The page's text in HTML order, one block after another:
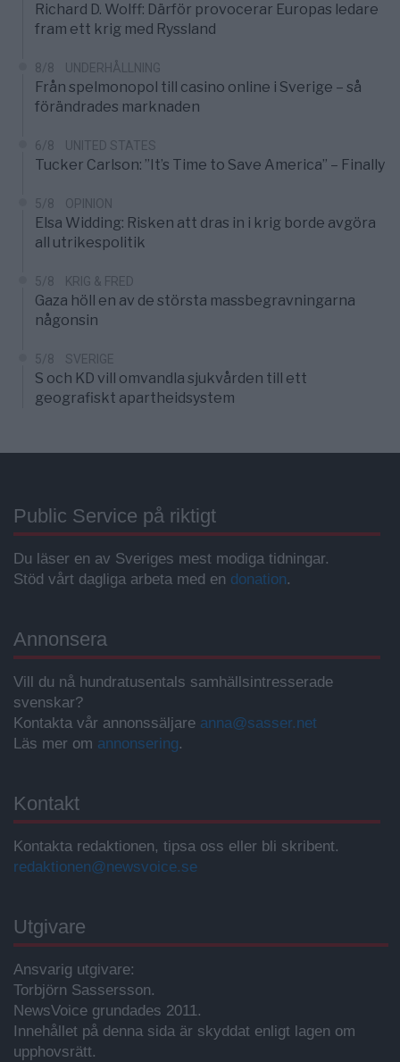
Richard D. Wolff: Därför provocerar Europas ledare
fram ett krig med Ryssland
8/8 UNDERHÅLLNING
Från spelmonopol till casino online i Sverige – så
förändrades marknaden
6/8 UNITED STATES
Tucker Carlson: ”It’s Time to Save America” – Finally
5/8 OPINION
Elsa Widding: Risken att dras in i krig borde avgöra
all utrikespolitik
5/8 KRIG & FRED
Gaza höll en av de största massbegravningarna
någonsin
5/8 SVERIGE
S och KD vill omvandla sjukvården till ett
geografiskt apartheidsystem
Public Service på riktigt
Du läser en av Sveriges mest modiga tidningar.
Stöd vårt dagliga arbeta med en donation.
Annonsera
Vill du nå hundratusentals samhällsintresserade
svenskar?
Kontakta vår annonssäljare anna@sasser.net
Läs mer om annonsering.
Kontakt
Kontakta redaktionen, tipsa oss eller bli skribent.
redaktionen@newsvoice.se
Utgivare
Ansvarig utgivare:
Torbjörn Sassersson.
NewsVoice grundades 2011.
Innehållet på denna sida är skyddat enligt lagen om
upphovsrätt.